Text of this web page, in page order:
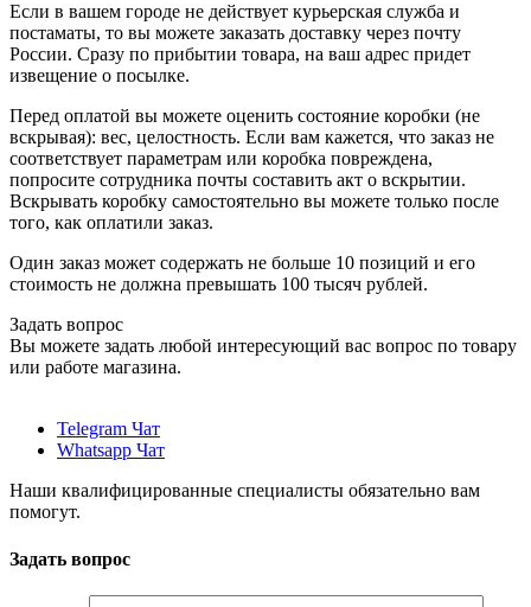
Если в вашем городе не действует курьерская служба и
постаматы, то вы можете заказать доставку через почту
России. Сразу по прибытии товара, на ваш адрес придет
извещение о посылке.
Перед оплатой вы можете оценить состояние коробки (не
вскрывая): вес, целостность. Если вам кажется, что заказ не
соответствует параметрам или коробка повреждена,
попросите сотрудника почты составить акт о вскрытии.
Вскрывать коробку самостоятельно вы можете только после
того, как оплатили заказ.
Один заказ может содержать не больше 10 позиций и его
стоимость не должна превышать 100 тысяч рублей.
Задать вопрос
Вы можете задать любой интересующий вас вопрос по товару
или работе магазина.
Telegram Чат
Whatsapp Чат
Наши квалифицированные специалисты обязательно вам
помогут.
Задать вопрос